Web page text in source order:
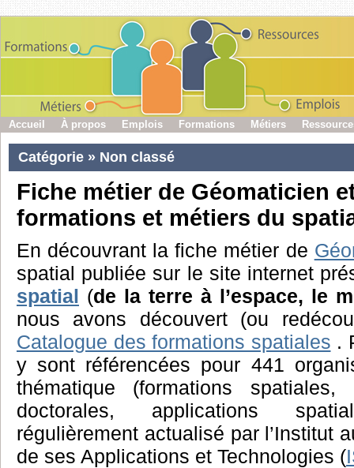
Accueil À propos Emplois Formations Métiers
Catégorie » Non classé
Fiche métier de Géomaticien
formations et métiers du
En découvrant la fiche métier de
spatial publiée sur le site internet
spatial (de la terre à l’espace, le
nous avons découvert (ou
Catalogue des formations spatiales .
y sont référencées pour 441
thématique (formations spatiales,
doctorales, applications
régulièrement actualisé par l’Institut
de ses Applications et Technologies (